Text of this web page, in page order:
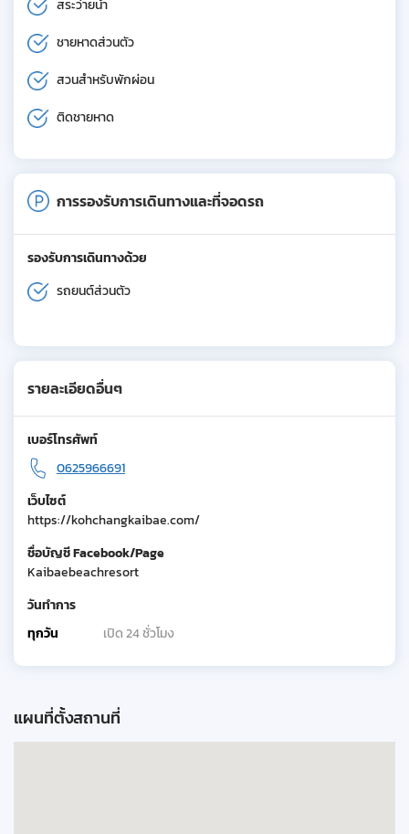
สระว่ายน้ำ
ชายหาดส่วนตัว
สวนสำหรับพักผ่อน
ติดชายหาด
การรองรับการเดินทางและที่จอดรถ
รองรับการเดินทางด้วย
รถยนต์ส่วนตัว
รายละเอียดอื่นๆ
เบอร์โทรศัพท์
0625966691
เว็บไซต์
https://kohchangkaibae.com/
ชื่อบัญชี Facebook/Page
Kaibaebeachresort
วันทำการ
ทุกวัน
เปิด 24 ชั่วโมง
แผนที่ตั้งสถานที่